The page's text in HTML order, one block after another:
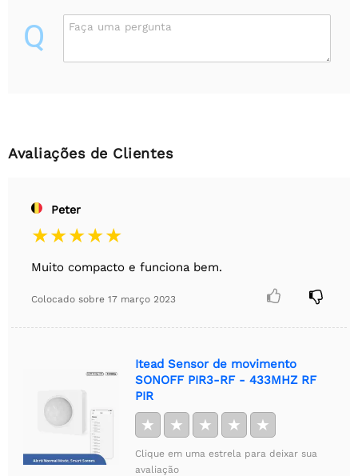
Q Faça uma pergunta
Avaliações de Clientes
Peter
Muito compacto e funciona bem.
Colocado sobre 17 março 2023  
Itead Sensor de movimento
SONOFF PIR3-RF - 433MHZ RF
PIR
★ ★ ★ ★ ★
Clique em uma estrela para deixar sua
avaliação